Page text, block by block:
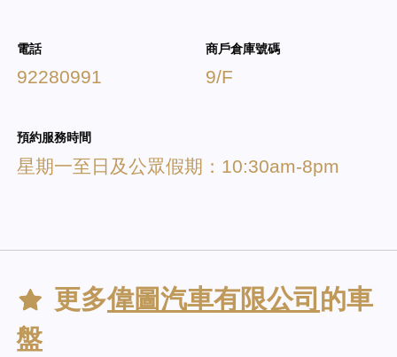
電話
92280991
商戶倉庫號碼
9/F
預約服務時間
星期一至日及公眾假期：10:30am-8pm
更多偉圖汽車有限公司 的車
盤